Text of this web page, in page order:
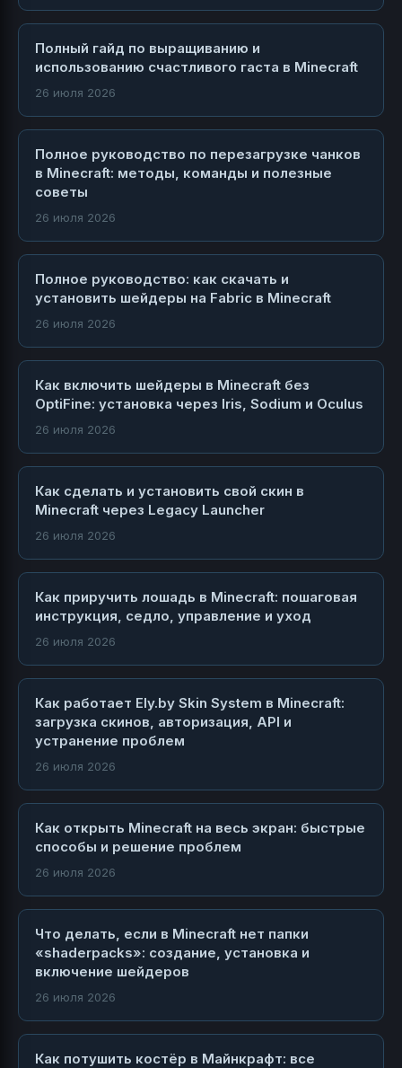
Полный гайд по выращиванию и
использованию счастливого гаста в Minecraft
26 июля 2026
Полное руководство по перезагрузке чанков
в Minecraft: методы, команды и полезные
советы
26 июля 2026
Полное руководство: как скачать и
установить шейдеры на Fabric в Minecraft
26 июля 2026
Как включить шейдеры в Minecraft без
OptiFine: установка через Iris, Sodium и Oculus
26 июля 2026
Как сделать и установить свой скин в
Minecraft через Legacy Launcher
26 июля 2026
Как приручить лошадь в Minecraft: пошаговая
инструкция, седло, управление и уход
26 июля 2026
Как работает Ely.by Skin System в Minecraft:
загрузка скинов, авторизация, API и
устранение проблем
26 июля 2026
Как открыть Minecraft на весь экран: быстрые
способы и решение проблем
26 июля 2026
Что делать, если в Minecraft нет папки
«shaderpacks»: создание, установка и
включение шейдеров
26 июля 2026
Как потушить костёр в Майнкрафт: все